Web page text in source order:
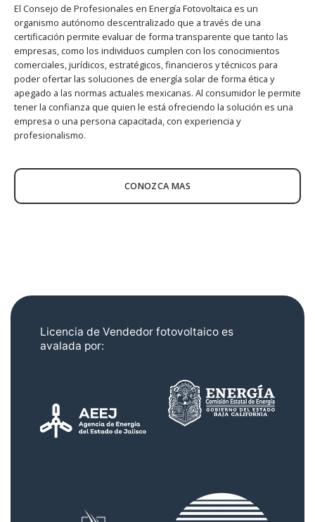
El Consejo de Profesionales en Energía Fotovoltaica es un
organismo autónomo descentralizado que a través de una
certificación permite evaluar de forma transparente que tanto las
empresas, como los individuos cumplen con los conocimientos
comerciales, jurídicos, estratégicos, financieros y técnicos para
poder ofertar las soluciones de energía solar de forma ética y
apegado a las normas actuales mexicanas. Al consumidor le permite
tener la confianza que quien le está ofreciendo la solución es una
empresa o una persona capacitada, con experiencia y
profesionalismo.
CONOZCA MAS
Licencia de Vendedor fotovoltaico es
avalada por: